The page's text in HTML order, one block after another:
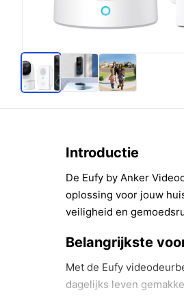
Introductie
De Eufy by Anker
oplossing voor jouw
veiligheid en
Belangrijkste
Met de Eufy
dagelijks leven